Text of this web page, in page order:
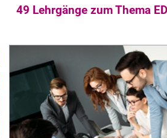
49 Lehrgänge zum Thema